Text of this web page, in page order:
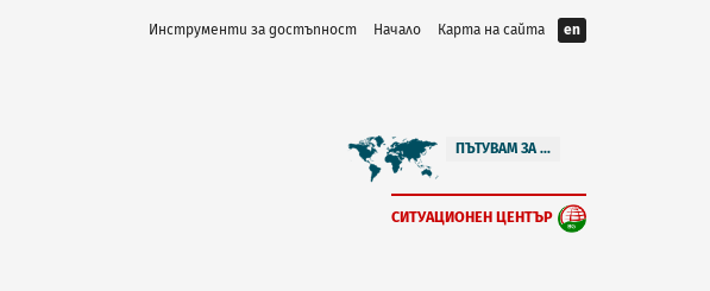
Инструменти за достъпност Начало Карта на сайта en
ПЪТУВАМ ЗА ...
СИТУАЦИОНЕН ЦЕНТЪР